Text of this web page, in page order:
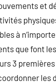
et
à
que font
3 premières
les